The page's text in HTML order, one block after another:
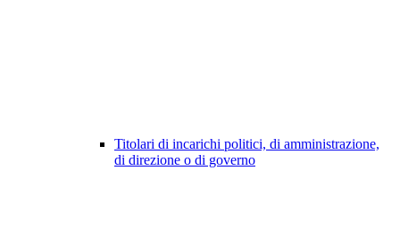
Titolari di incarichi politici, di amministrazione,
di direzione o di governo